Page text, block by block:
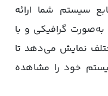
سیستم شما ارائه
گرافیکی و با
نمایش می‌دهد تا
خود را مشاهده